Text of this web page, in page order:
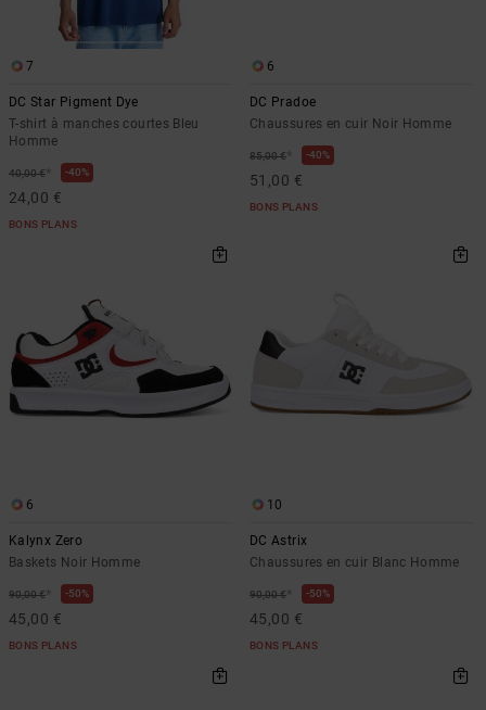
7
DC Star Pigment Dye
T-shirt à manches courtes Bleu
Homme
40,00 €* 40%
24,00 €
BONS PLANS
6
DC Pradoe
Chaussures en cuir Noir Homme
85,00 €* 40%
51,00 €
BONS PLANS
6
Kalynx Zero
Baskets Noir Homme
90,00 €* 50%
45,00 €
BONS PLANS
10
DC Astrix
Chaussures en cuir Blanc Homme
90,00 €* 50%
45,00 €
BONS PLANS